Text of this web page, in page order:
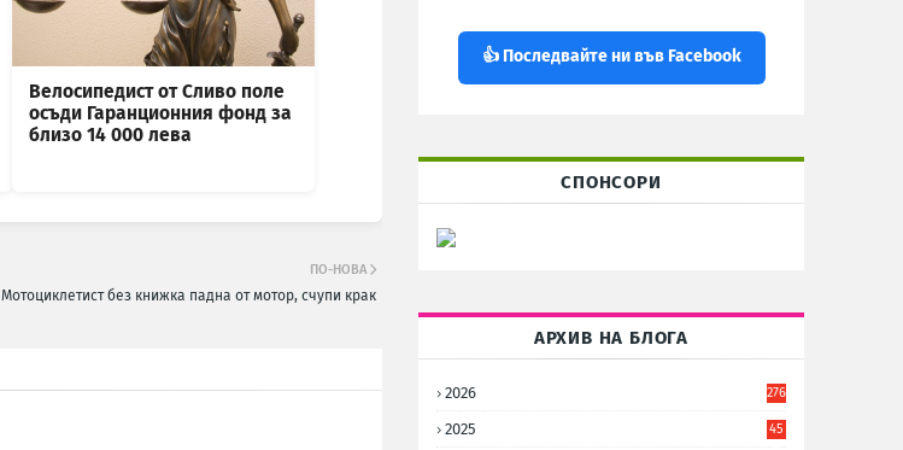
Велосипедист от Сливо поле
осъди Гаранционния фонд за
близо 14 000 лева
ПО-НОВА
Мотоциклетист без книжка падна от мотор, счупи крак
👍 Последвайте ни във Facebook
СПОНСОРИ
АРХИВ НА БЛОГА
2026 276
2025
45